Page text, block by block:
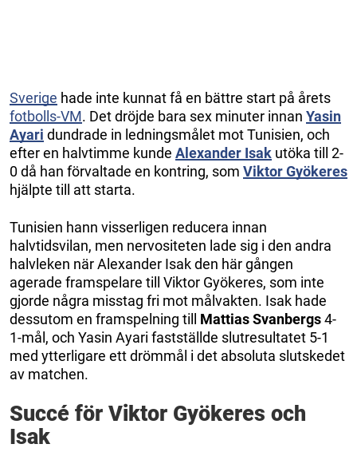
Sverige hade inte kunnat få en bättre start på årets
fotbolls-VM. Det dröjde bara sex minuter innan Yasin
Ayari dundrade in ledningsmålet mot Tunisien, och
efter en halvtimme kunde Alexander Isak utöka till 2-
0 då han förvaltade en kontring, som Viktor Gyökeres
hjälpte till att starta.
Tunisien hann visserligen reducera innan
halvtidsvilan, men nervositeten lade sig i den andra
halvleken när Alexander Isak den här gången
agerade framspelare till Viktor Gyökeres, som inte
gjorde några misstag fri mot målvakten. Isak hade
dessutom en framspelning till Mattias Svanbergs4-
1-mål, och Yasin Ayari fastställde slutresultatet 5-1
med ytterligare ett drömmål i det absoluta slutskedet
av matchen.
Succé för Viktor Gyökeres och
Isak